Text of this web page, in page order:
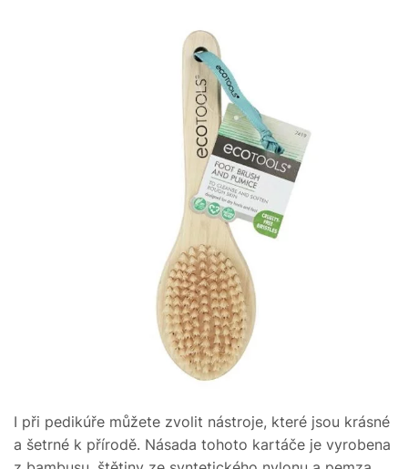
I při pedikúře můžete zvolit nástroje, které jsou krásné
a šetrné k přírodě. Násada tohoto kartáče je vyrobena